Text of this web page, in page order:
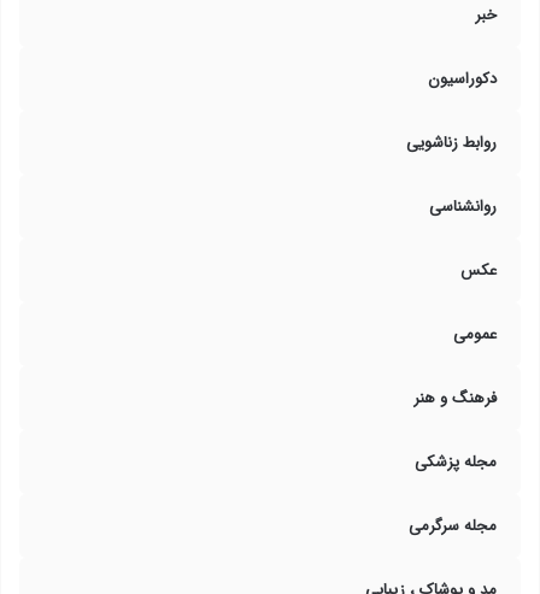
خبر
دکوراسیون
روابط زناشویی
روانشناسی
عکس
عمومی
فرهنگ و هنر
مجله پزشکی
مجله سرگرمی